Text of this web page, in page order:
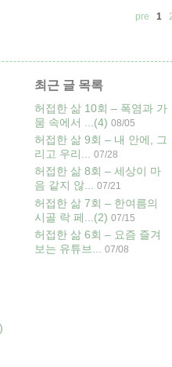
pre 1
최근 글 목록
허접한 삶 10회 – 폭염과 가
뭄 속에서 ... (4) 08/05
허접한 삶 9회 – 내 안에, 그
리고 우리...
07/28
허접한 삶 8회 – 세상이 마
음 같지 않... 07/21
허접한 삶 7회 – 한여름의
시골 락 페... (2) 07/15
허접한 삶 6회 – 요즘 즐겨
보는 유튜브...
07/08